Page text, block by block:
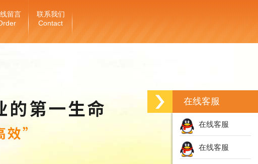
留言 联系我们
Contact
在线客服
在线客服
在线客服